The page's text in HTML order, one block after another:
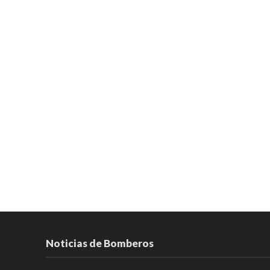
Noticias de Bomberos